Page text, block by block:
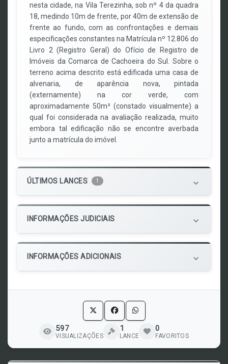
nesta cidade, na Vila Terezinha, sob nº 4 da quadra
18, medindo 10m de frente, por 40m de extensão de
frente ao fundo, com as confrontações e demais
especificações constantes na Matrícula nº 12.806 do
Livro 2 (Registro Geral) do Ofício de Registro de
Imóveis da Comarca de Cachoeira do Sul. Sobre o
terreno acima descrito está edificada uma casa de
alvenaria, de aparência nova, pintada
(externamente) na cor verde, com
aproximadamente 50m² (constado visualmente) a
qual foi considerada na avaliação realizada, muito
embora tal edificação não se encontre averbada
junto a matrícula do imóvel.
ÚLTIMOS LANCES 1 keyboard_arrow_down
INFORMAÇÕES JUDICIAIS keyboard_arrow_down
INFORMAÇÕES ADICIONAIS keyboard_arrow_down
597
VISUALIZAÇÕES
1
LANCE
0
FAVORITOS